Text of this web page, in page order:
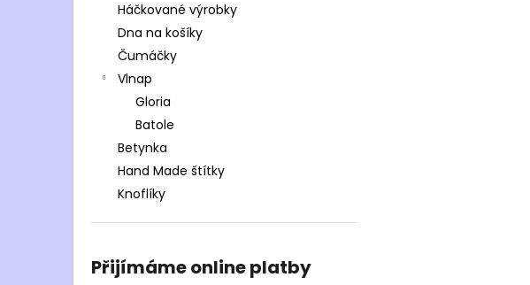
Háčkované výrobky
Dna na košíky
Čumáčky
Vlnap
Gloria
Batole
Betynka
Hand Made štítky
Knoflíky
Přijímáme online platby